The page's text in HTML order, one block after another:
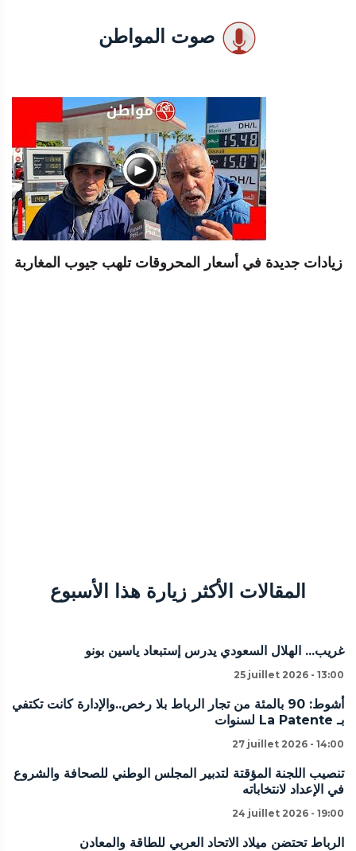
صوت المواطن
زيادات جديدة في أسعار المحروقات تلهب جيوب المغاربة
المقالات الأكثر زيارة هذا الأسبوع
غريب... الهلال السعودي يدرس إستبعاد ياسين بونو
25 juillet 2026 - 13:00
أشوط: 90 بالمئة من تجار الرباط بلا رخص..والإدارة كانت تكتفي
بـ La Patente لسنوات
27 juillet 2026 - 14:00
تنصيب اللجنة المؤقتة لتدبير المجلس الوطني للصحافة والشروع
في الإعداد لانتخاباته
24 juillet 2026 - 19:00
الرباط تحتضن ميلاد الاتحاد العربي للطاقة والمعادن